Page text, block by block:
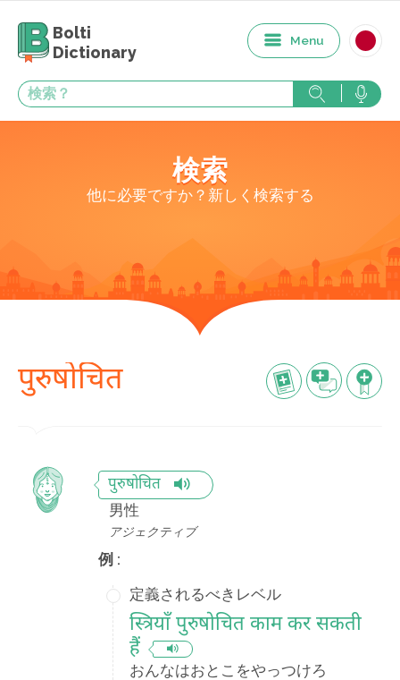
Bolti
Dictionary
Menu
検索
他に必要ですか？新しく検索する
पुरुषोचित
पुरुषोचित
男性
アジェクティブ
例 :
定義されるべきレベル
स्त्रियाँ पुरुषोचित काम कर सकती
हैं
おんなはおとこをやっつけろ